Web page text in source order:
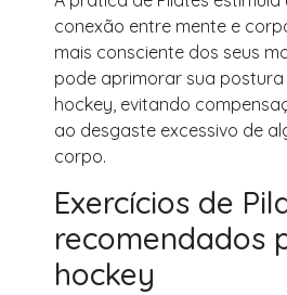
conexão entre mente e
mais consciente dos seus
pode aprimorar sua
hockey, evitando
ao desgaste excessivo de
corpo.
Exercícios de
recomendados
hockey